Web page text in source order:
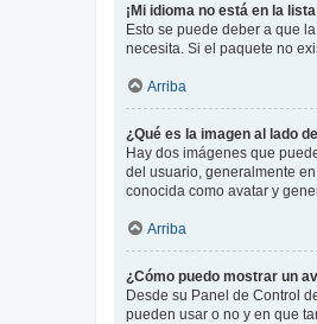
¡Mi idioma no está en la
Esto se puede deber a que
necesita. Si el paquete no
Arriba
¿Qué es la imagen al lado
Hay dos imágenes que
del usuario, generalmente
conocida como avatar y
Arriba
¿Cómo puedo mostrar un
Desde su Panel de Control
pueden usar o no y en que